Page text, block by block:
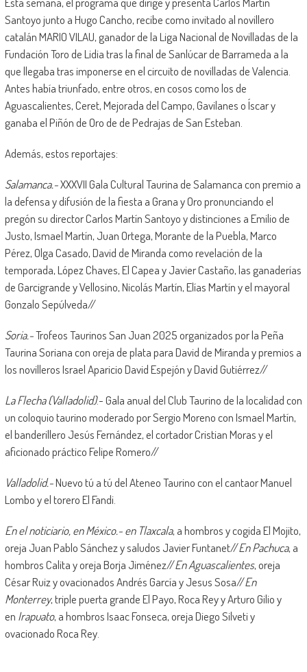
Santoyo junto a Hugo Cancho, recibe como invitado al novillero
catalán MARIO VILAU, ganador de la Liga Nacional de Novilladas de la
Fundación Toro de Lidia tras la final de Sanlúcar de Barrameda a la
que llegaba tras imponerse en el circuito de novilladas de Valencia.
Antes había triunfado, entre otros, en cosos como los de
Aguascalientes, Ceret, Mejorada del Campo, Gavilanes o Íscar y
ganaba el Piñón de Oro de de Pedrajas de San Esteban.
Además, estos reportajes:
Salamanca.-XXXVII Gala Cultural Taurina de Salamanca con premio a
la defensa y difusión de la fiesta a Grana y Oro pronunciando el
pregón su director Carlos Martín Santoyo y distinciones a Emilio de
Justo, Ismael Martín, Juan Ortega, Morante de la Puebla, Marco
Pérez, Olga Casado, David de Miranda como revelación de la
temporada, López Chaves, El Capea y Javier Castaño, las ganaderías
de Garcigrande y Vellosino, Nicolás Martín, Elías Martín y el mayoral
Gonzalo Sepúlveda//
Soria.-Trofeos Taurinos San Juan 2025 organizados por la Peña
Taurina Soriana con oreja de plata para David de Miranda y premios a
los novilleros Israel Aparicio David Espejón y David Gutiérrez//
La Flecha (Valladolid).- Gala anual del Club Taurino de la localidad con
un coloquio taurino moderado por Sergio Moreno con Ismael Martín,
el banderillero Jesús Fernández, el cortador Cristian Moras y el
aficionado práctico Felipe Romero//
Valladolid.-Nuevo tú a tú del Ateneo Taurino con el cantaor Manuel
Lombo y el torero El Fandi.
En el noticiario, en México.- en Tlaxcala, a hombros y cogida El Mojito,
oreja Juan Pablo Sánchez y saludos Javier Funtanet//En Pachuca, a
hombros Calita y oreja Borja Jiménez//En Aguascalientes, oreja
César Ruiz y ovacionados Andrés García y Jesus Sosa//En
Monterrey, triple puerta grande El Payo, Roca Rey y Arturo Gilio y
en Irapuato, a hombros Isaac Fonseca, oreja Diego Silveti y
ovacionado Roca Rey.